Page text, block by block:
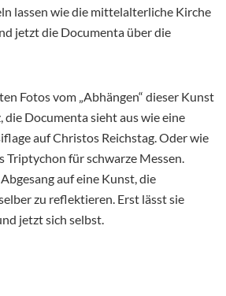
lassen wie die mittelalterliche Kirche
jetzt die Documenta über die
Fotos vom „Abhängen“ dieser Kunst
die Documenta sieht aus wie eine
auf Christos Reichstag. Oder wie
Triptychon für schwarze Messen.
auf eine Kunst, die
zu reflektieren. Erst lässt sie
jetzt sich selbst.